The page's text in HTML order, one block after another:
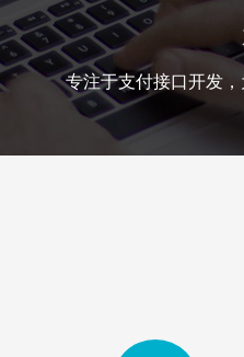
专注于支付接口开发